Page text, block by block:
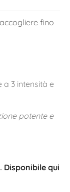
fino
a 3 intensità e
potente e
Disponibile qui